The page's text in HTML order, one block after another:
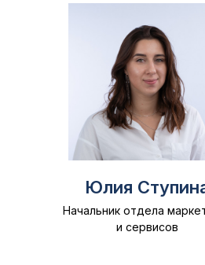
Юлия
Начальник отдела
и сервисов